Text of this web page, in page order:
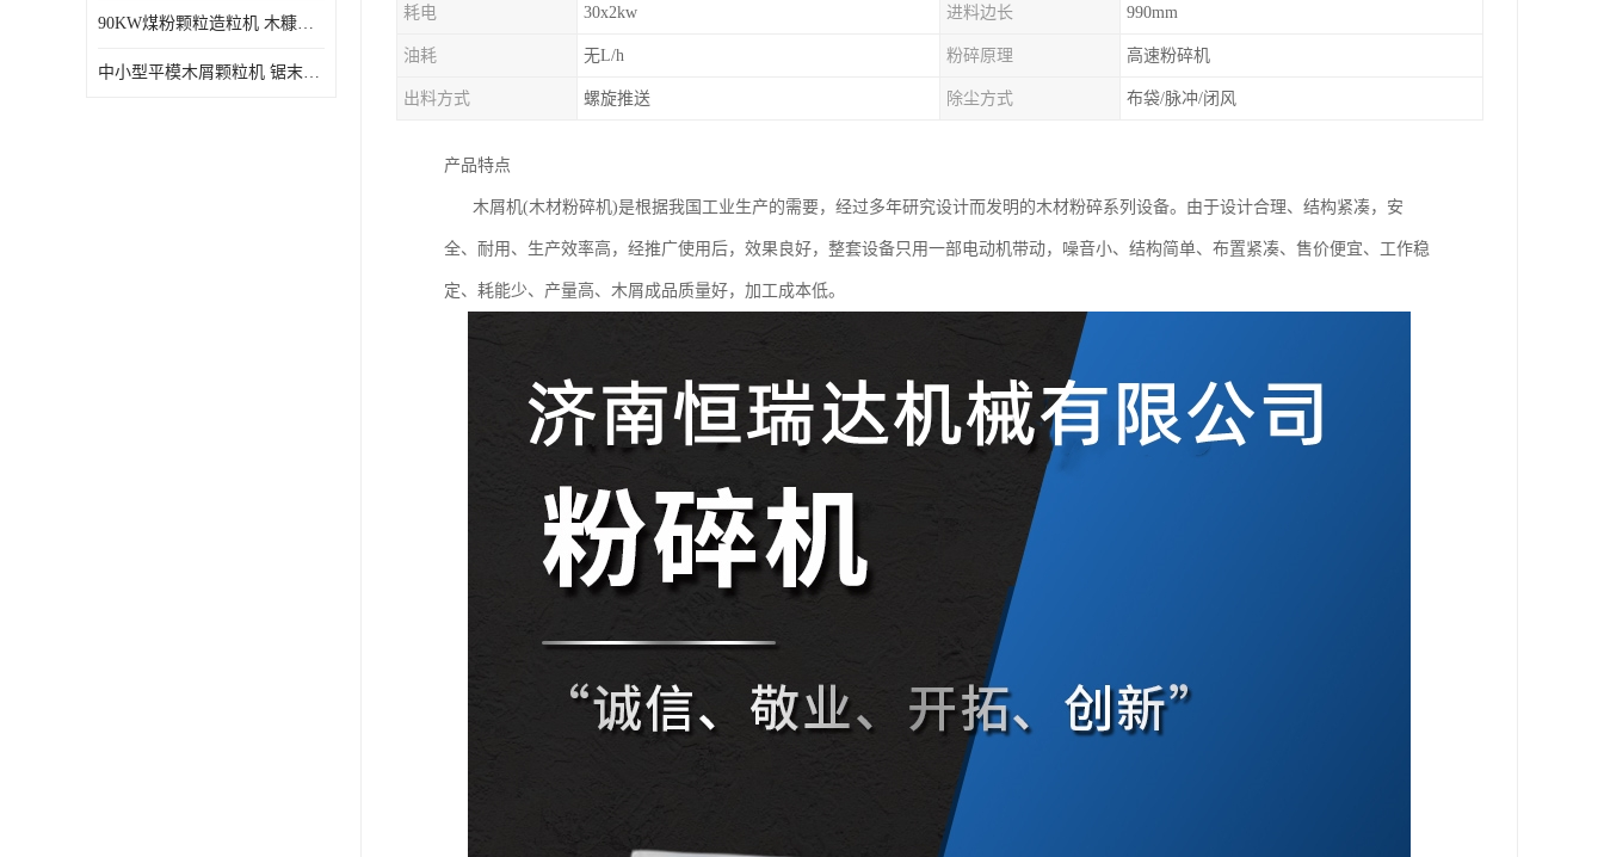
90KW煤粉颗粒造粒机 木糠稻壳制粒机 秸秆颗粒机
中小型平模木屑颗粒机 锯末刨花生物质燃料秸秆压缩颗粒机
耗电 30x2kw 进料边长 990mm
油耗 无L/h 粉碎原理 高速粉碎机
出料方式 螺旋推送 除尘方式 布袋/脉冲/闭风
产品特点
木屑机(木材粉碎机)是根据我国工业生产的需要，经过多年研究设计而发明的木材粉碎系列设备。由于设计合理、结构紧凑，安
全、耐用、生产效率高，经推广使用后，效果良好，整套设备只用一部电动机带动，噪音小、结构简单、布置紧凑、售价便宜、工作稳
定、耗能少、产量高、木屑成品质量好，加工成本低。